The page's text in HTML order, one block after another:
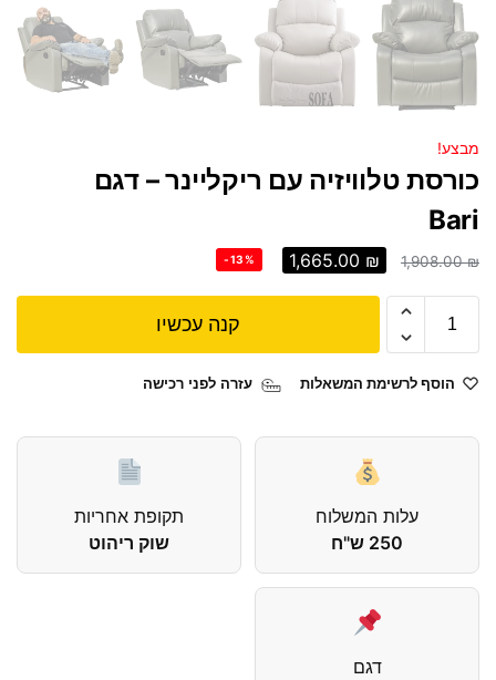
מבצע!
כורסת טלוויזיה עם ריקליינר – דגם
Bari
1,908.00₪
1,665.00 ₪
-13%
קנה עכשיו
הוסף לרשימת המשאלות עזרה לפני רכישה
עלות המשלוח
250 ש"ח
תקופת אחריות
שוק ריהוט
דגם